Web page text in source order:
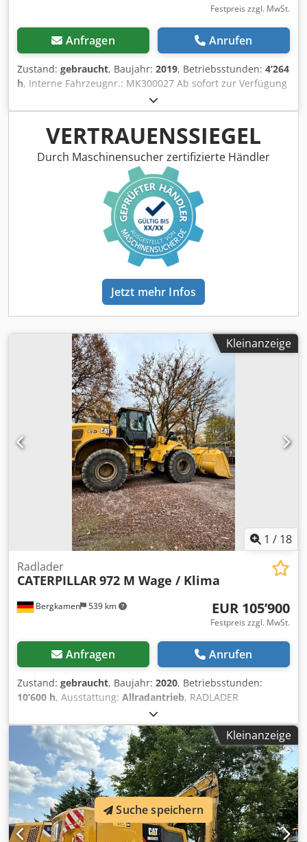
Festpreis zzgl. MwSt.
Anfragen Anrufen
Zustand: gebraucht, Baujahr: 2019, Betriebsstunden: 4’264
h, Interne Fahrzeugnr.: MK300027 Ab sofort zur Verfügung
auf unserem Hof in Kaufungen Mehr INFO unter: * Golec
Nutzfahrzeuge GmbH (Deutsch, English, Bulgarisch,
Russisch) * Viktoria Sologubova (Polnisch, Russisch,
Ukrainisch, English) Finanzierungsbeispiel: * Interne
Nummer: Bagger * Kaufpreis:
59.900,00 ¤ * Anzahlung: 10% * Laufzeit: 60 *
Monatliche Rate: 938,18 ¤ Restwert:
11.380,00 ¤ Wenn das Angebot Ihnen zusagt oder dieses
nach Ihren Bedürfnissen anpassen wollen, kontaktieren
Sie uns unter Hr. Enchev). Wir freuen uns auf Ihren Anruf
Irrtümer vorbehalten Gerne nehmen wir Ihr
gebrauchtes Fahrzeug in Zahlung. Finanzierung direkt bei
uns im Hause möglich. GOLEC NUTZFAHRZEUGE GMBH Wir
sprechen: Deutsch, English, Spanish, Polnisch, Ukrainisch,
Russisch, Bulgarisch. Crsdpfey Rb A Uex Afdjf ----.
VERTRAUENSSIEGEL
Durch Maschinensucher zertifizierte Händler
Jetzt mehr Infos
Kleinanzeige
1 / 18
Bergkamen 539 km
Radlader
CATERPILLAR972 M Wage / Klima
EUR 105’900
Festpreis zzgl. MwSt.
Anfragen Anrufen
Zustand: gebraucht, Baujahr: 2020, Betriebsstunden:
10’600 h, Ausstattung: Allradantrieb, RADLADER
CATERPILLAR 972 XE Baujahr 2020 10600 BS , Motor mit ca.
253 kW, Wage, Klima sehr gute, neuwertige Zustand Netto
zzgl. 19% MwSt Codpfx Afju Sgd Sodorf
Kleinanzeige
Suche speichern